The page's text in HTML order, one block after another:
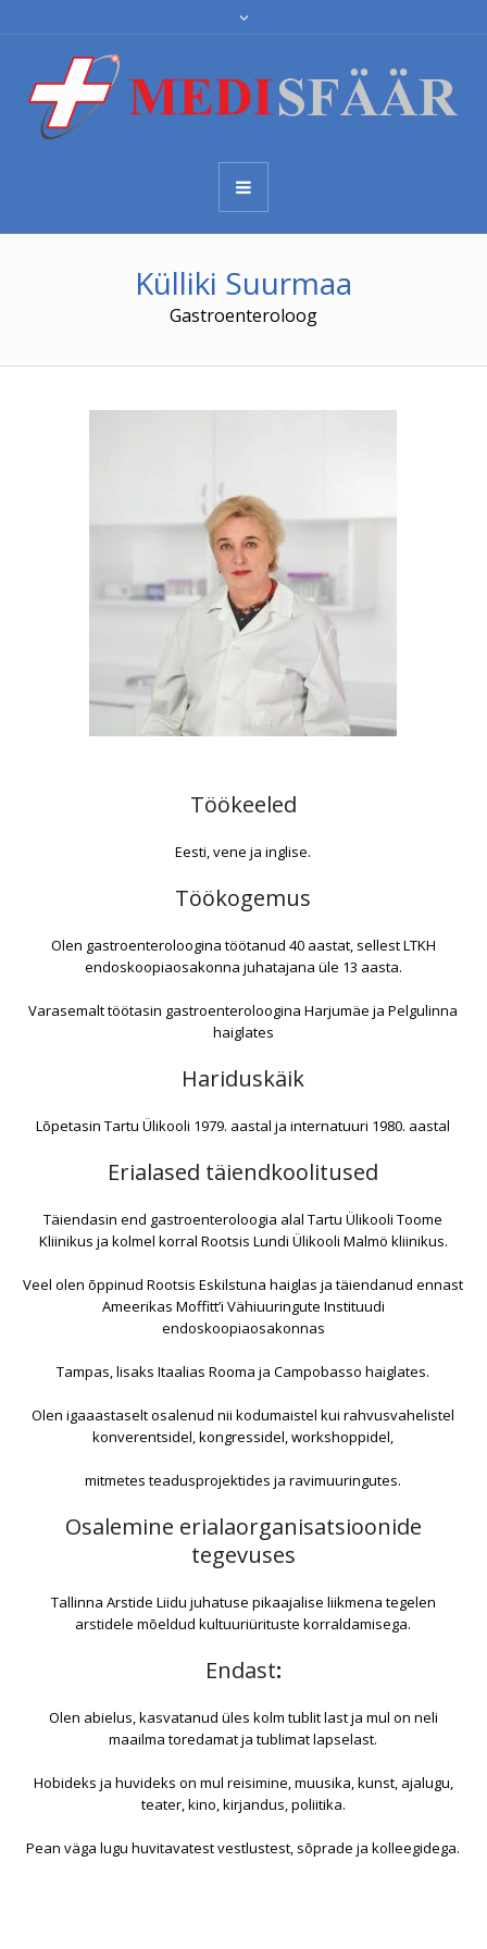
Külliki Suurmaa
Gastroenteroloog
Töökeeled
Eesti, vene ja inglise.
Töökogemus
Olen gastroenteroloogina töötanud 40 aastat, sellest LTKH
endoskoopiaosakonna juhatajana üle 13 aasta.
Varasemalt töötasin gastroenteroloogina Harjumäe ja Pelgulinna
haiglates
Hariduskäik
Lõpetasin Tartu Ülikooli 1979. aastal ja internatuuri 1980. aastal
Erialased täiendkoolitused
Täiendasin end gastroenteroloogia alal Tartu Ülikooli Toome
Kliinikus ja kolmel korral Rootsis Lundi Ülikooli Malmö kliinikus.
Veel olen õppinud Rootsis Eskilstuna haiglas ja täiendanud ennast
Ameerikas Moffitt’i Vähiuuringute Instituudi
endoskoopiaosakonnas
Tampas, lisaks Itaalias Rooma ja Campobasso haiglates.
Olen igaaastaselt osalenud nii kodumaistel kui rahvusvahelistel
konverentsidel, kongressidel, workshoppidel,
mitmetes teadusprojektides ja ravimuuringutes.
Osalemine erialaorganisatsioonide
tegevuses
Tallinna Arstide Liidu juhatuse pikaajalise liikmena tegelen
arstidele mõeldud kultuuriürituste korraldamisega.
Endast:
Olen abielus, kasvatanud üles kolm tublit last ja mul on neli
maailma toredamat ja tublimat lapselast.
Hobideks ja huvideks on mul reisimine, muusika, kunst, ajalugu,
teater, kino, kirjandus, poliitika.
Pean väga lugu huvitavatest vestlustest, sõprade ja kolleegidega.